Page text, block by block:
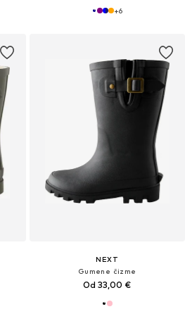
+6
NEXT
Gumene čizme
Od 33,00 €